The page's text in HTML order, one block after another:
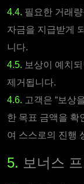
4.4. 필요한 거래
자금을 지급받게
니다.
4.5. 보상이 예치
제거됩니다.
4.6. 고객은 “보상
한 목표 금액을 확
여 스스로의 진행
5. 보너스